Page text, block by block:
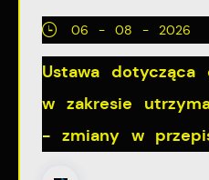
06 - 08 - 2026
Ustawa dotycząca
w zakresie
- zmiany w